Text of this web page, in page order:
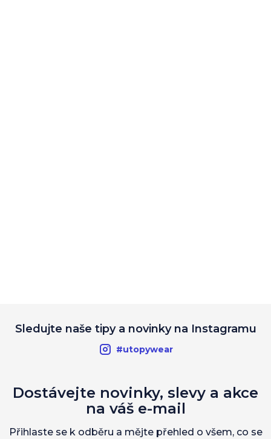
Sledujte naše tipy a novinky na Instagramu
#utopywear
Dostávejte novinky, slevy a akce
na váš e-mail
Přihlaste se k odběru a mějte přehled o všem, co se